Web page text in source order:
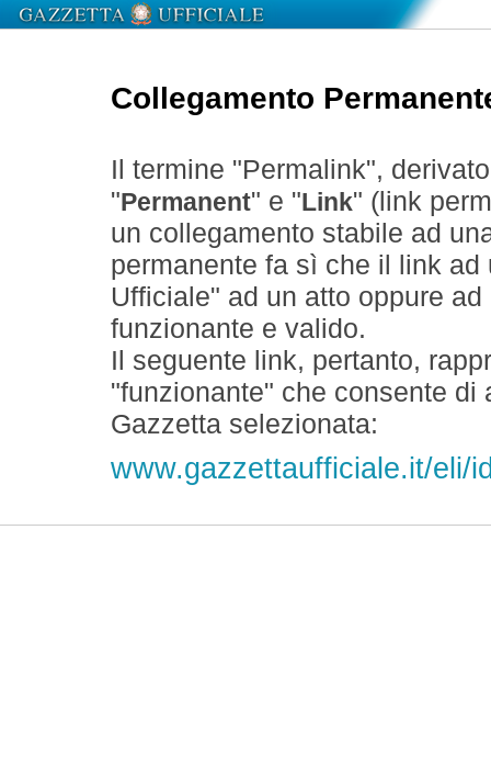
Collegamento
Il termine "Permalink",
" Permanent" e " Link" (link
un collegamento stabile ad
permanente fa sì che il link
Ufficiale" ad un atto oppure
funzionante e valido.
Il seguente link, pertanto,
"funzionante" che consente
Gazzetta selezionata:
www.gazzettaufficiale.it/eli/